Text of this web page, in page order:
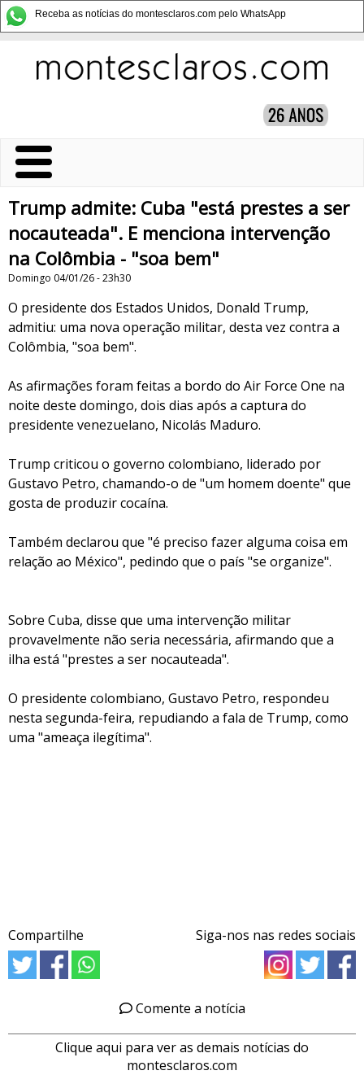
Receba as notícias do montesclaros.com pelo WhatsApp
Trump admite: Cuba "está prestes a ser
nocauteada". E menciona intervenção
na Colômbia - "soa bem"
Domingo 04/01/26 - 23h30
O presidente dos Estados Unidos, Donald Trump,
admitiu: uma nova operação militar, desta vez contra a
Colômbia, "soa bem".
As afirmações foram feitas a bordo do Air Force One na
noite deste domingo, dois dias após a captura do
presidente venezuelano, Nicolás Maduro.
Trump criticou o governo colombiano, liderado por
Gustavo Petro, chamando-o de "um homem doente" que
gosta de produzir cocaína.
Também declarou que "é preciso fazer alguma coisa em
relação ao México", pedindo que o país "se organize".
Sobre Cuba, disse que uma intervenção militar
provavelmente não seria necessária, afirmando que a
ilha está "prestes a ser nocauteada".
O presidente colombiano, Gustavo Petro, respondeu
nesta segunda-feira, repudiando a fala de Trump, como
uma "ameaça ilegítima".
Compartilhe Siga-nos nas redes sociais
Comente a notícia
Clique aqui para ver as demais notícias do
montesclaros.com